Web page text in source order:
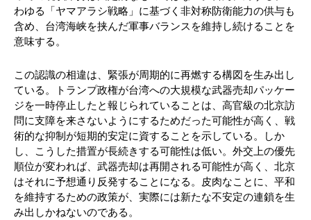
わゆる「ヤマアラシ戦略」に基づく非対称防衛能力の供与も
含め、台湾海峡を挟んだ軍事バランスを維持し続けることを
意味する。
この認識の相違は、緊張が周期的に再燃する構図を生み出し
ている。トランプ政権が台湾への大規模な武器売却パッケー
ジを一時停止したと報じられていることは、高官級の北京訪
問に支障を来さないようにするためだった可能性が高く、戦
術的な抑制が短期的安定に資することを示している。しか
し、こうした措置が長続きする可能性は低い。外交上の優先
順位が変われば、武器売却は再開される可能性が高く、北京
はそれに予想通り反発することになる。皮肉なことに、平和
を維持するための政策が、実際には新たな不安定の連鎖を生
み出しかねないのである。